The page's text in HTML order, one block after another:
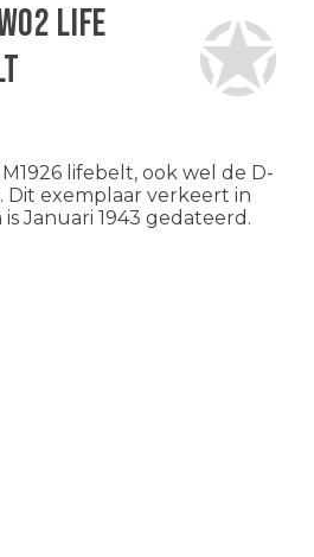
Life
lifebelt, ook wel de D-
Dit exemplaar verkeert in
Januari 1943 gedateerd.